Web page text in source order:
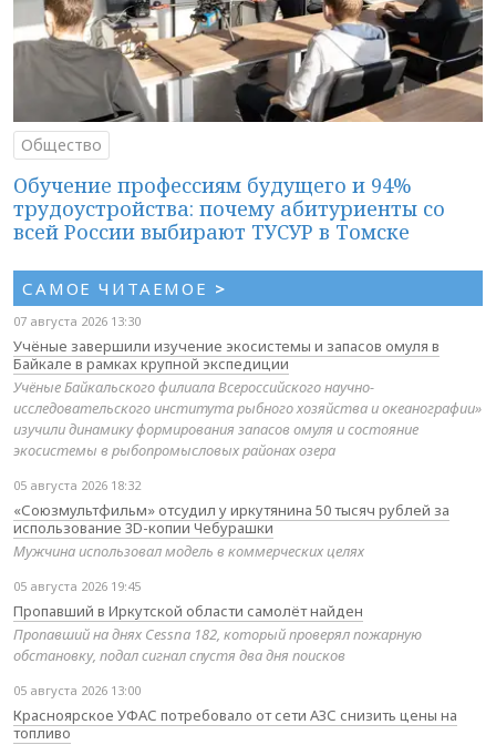
Общество
Обучение профессиям будущего и 94%
трудоустройства: почему абитуриенты со
всей России выбирают ТУСУР в Томске
САМОЕ ЧИТАЕМОЕ >
07 августа 2026 13:30
Учёные завершили изучение экосистемы и запасов омуля в
Байкале в рамках крупной экспедиции
Учёные Байкальского филиала Всероссийского научно-
исследовательского института рыбного хозяйства и океанографии»
изучили динамику формирования запасов омуля и состояние
экосистемы в рыбопромысловых районах озера
05 августа 2026 18:32
«Союзмультфильм» отсудил у иркутянина 50 тысяч рублей за
использование 3D-копии Чебурашки
Мужчина использовал модель в коммерческих целях
05 августа 2026 19:45
Пропавший в Иркутской области самолёт найден
Пропавший на днях Cessna 182, который проверял пожарную
обстановку, подал сигнал спустя два дня поисков
05 августа 2026 13:00
Красноярское УФАС потребовало от сети АЗС снизить цены на
топливо